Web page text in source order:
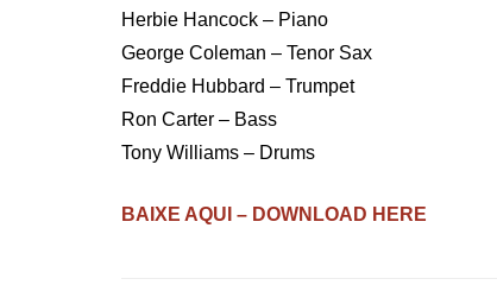
Herbie Hancock – Piano
George Coleman – Tenor Sax
Freddie Hubbard – Trumpet
Ron Carter – Bass
Tony Williams – Drums
BAIXE AQUI – DOWNLOAD HERE